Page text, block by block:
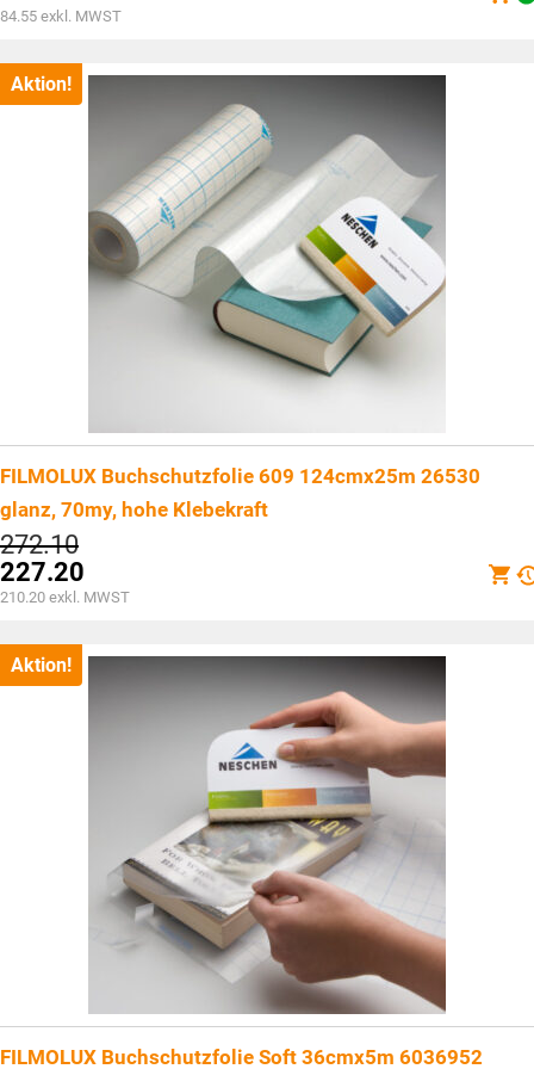
war:
CHF110.25
Aktueller
ist:
CHF91.40.
84.55 exkl. MWST
Aktion!
FILMOLUX Buchschutzfolie 609 124cmx25m 26530
glanz, 70my, hohe Klebekraft
272.10Ursprünglicher
Preis
war:
CHF272.10
227.20
Aktueller
ist:
CHF227.20.
210.20 exkl. MWST
Aktion!
FILMOLUX Buchschutzfolie Soft 36cmx5m 6036952